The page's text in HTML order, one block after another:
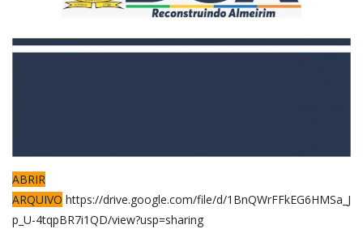
ABRIR
ARQUIVO https://drive.google.com/file/d/1BnQWrFFkEG6HMSa_J
p_U-4tqpBR7i1QD/view?usp=sharing